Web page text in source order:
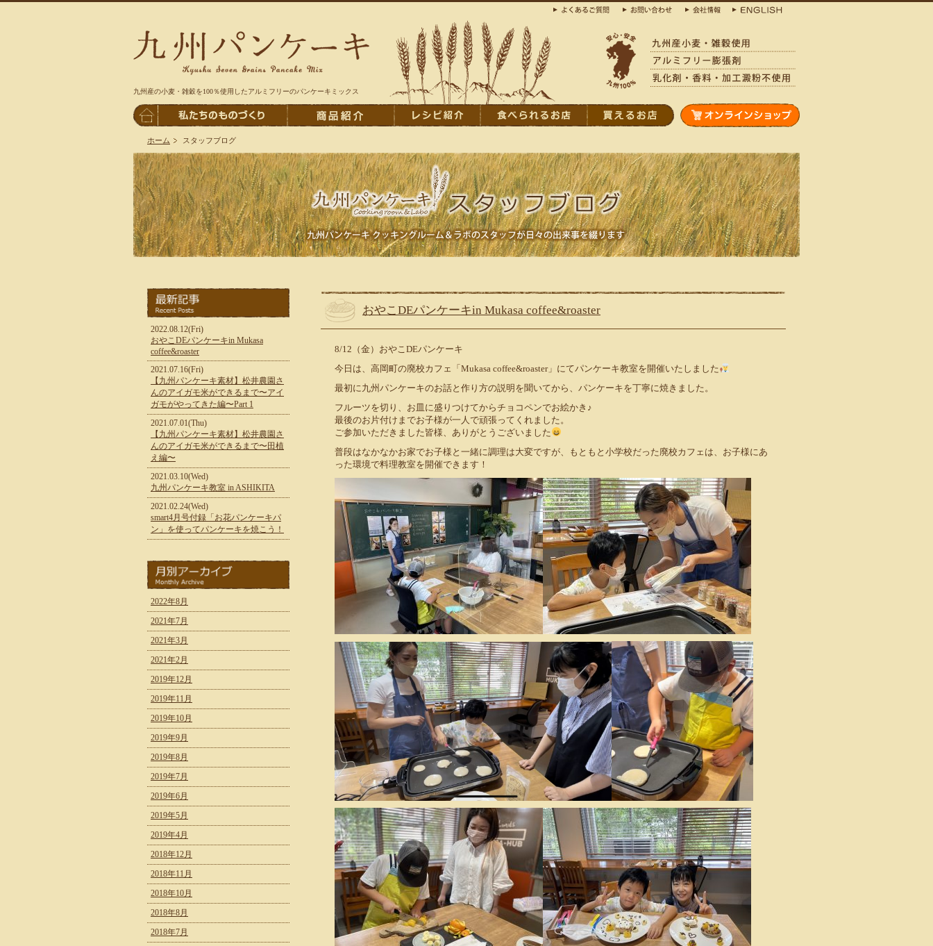
九州産の小麦・雑穀を100％使用したアルミフリーのパンケーキミックス
ホーム スタッフブログ
おやこDEパンケーキin Mukasa coffee&roaster
8/12（金）おやこDEパンケーキ
今日は、高岡町の廃校カフェ「Mukasa coffee&roaster」にてパンケーキ教室を開催いたしました
最初に九州パンケーキのお話と作り方の説明を聞いてから、パンケーキを丁寧に焼きました。
フルーツを切り、お皿に盛りつけてからチョコペンでお絵かき♪
最後のお片付けまでお子様が一人で頑張ってくれました。
ご参加いただきました皆様、ありがとうございました
普段はなかなかお家でお子様と一緒に調理は大変ですが、もともと小学校だった廃校カフェは、お子様にあ
った環境で料理教室を開催できます！
2022.08.12(Fri)
おやこDEパンケーキin Mukasa
coffee&roaster
2021.07.16(Fri)
【九州パンケーキ素材】松井農園さ
んのアイガモ米ができるまで〜アイ
ガモがやってきた編〜Part 1
2021.07.01(Thu)
【九州パンケーキ素材】松井農園さ
んのアイガモ米ができるまで〜田植
え編〜
2021.03.10(Wed)
九州パンケーキ教室 in ASHIKITA
2021.02.24(Wed)
smart4月号付録「お花パンケーキパ
ン」を使ってパンケーキを焼こう！
2022年8月
2021年7月
2021年3月
2021年2月
2019年12月
2019年11月
2019年10月
2019年9月
2019年8月
2019年7月
2019年6月
2019年5月
2019年4月
2018年12月
2018年11月
2018年10月
2018年8月
2018年7月